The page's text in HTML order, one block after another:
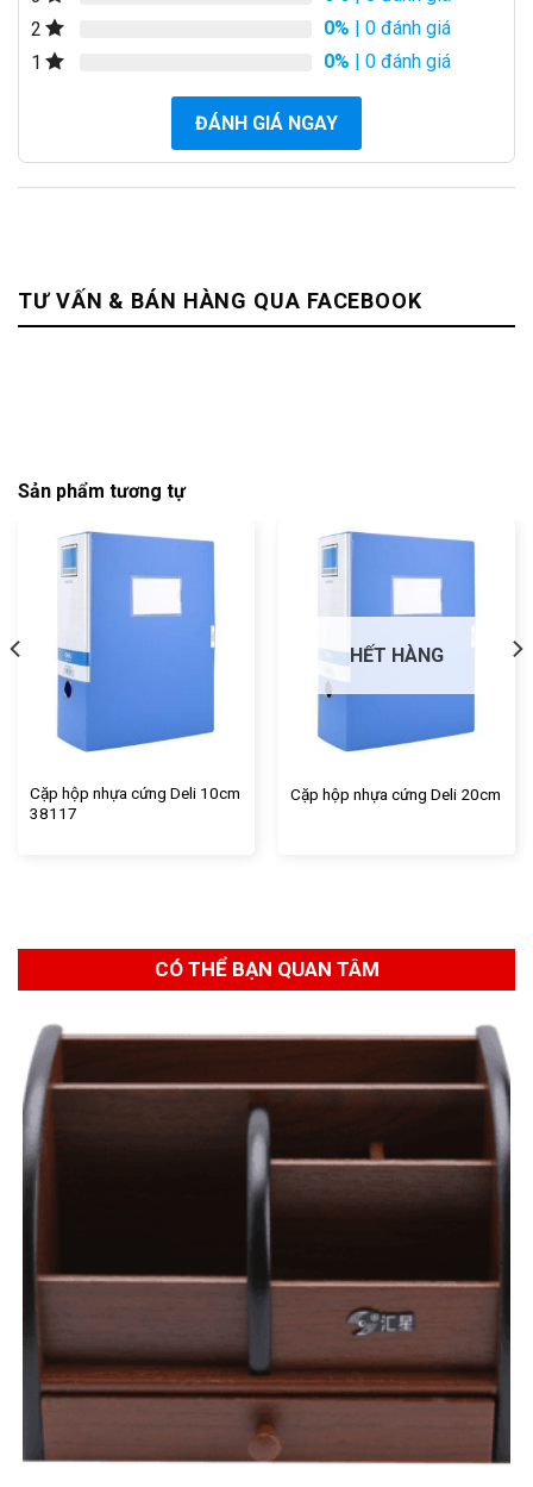
2
0% | 0 đánh giá
1
0% | 0 đánh giá
ĐÁNH GIÁ NGAY
TƯ VẤN & BÁN HÀNG QUA FACEBOOK
Sản phẩm tương tự
Cặp hộp nhựa cứng Deli 10cm
38117
HẾT HÀNG
Cặp hộp nhựa cứng Deli 20cm
CÓ THỂ BẠN QUAN TÂM